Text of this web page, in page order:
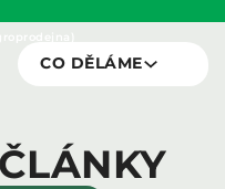
CO DĚLÁME